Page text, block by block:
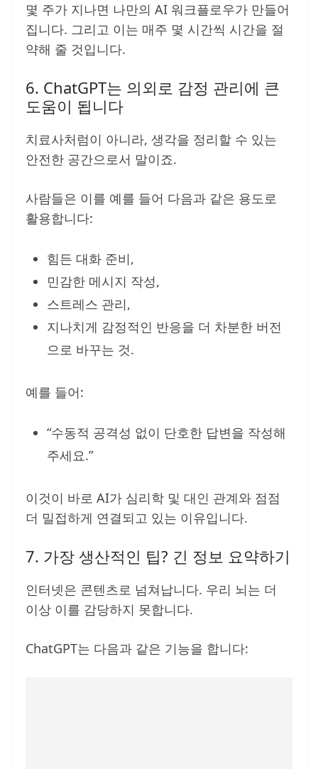
몇 주가 지나면 나만의 AI 워크플로우가 만들어
집니다. 그리고 이는 매주 몇 시간씩 시간을 절
약해 줄 것입니다.
6. ChatGPT는 의외로 감정 관리에 큰
도움이 됩니다
치료사처럼이 아니라, 생각을 정리할 수 있는
안전한 공간으로서 말이죠.
사람들은 이를 예를 들어 다음과 같은 용도로
활용합니다:
힘든 대화 준비,
민감한 메시지 작성,
스트레스 관리,
지나치게 감정적인 반응을 더 차분한 버전
으로 바꾸는 것.
예를 들어:
“수동적 공격성 없이 단호한 답변을 작성해
주세요.”
이것이 바로 AI가 심리학 및 대인 관계와 점점
더 밀접하게 연결되고 있는 이유입니다.
7. 가장 생산적인 팁? 긴 정보 요약하기
인터넷은 콘텐츠로 넘쳐납니다. 우리 뇌는 더
이상 이를 감당하지 못합니다.
ChatGPT는 다음과 같은 기능을 합니다: